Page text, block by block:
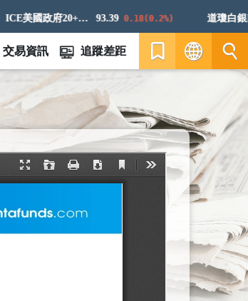
ICE美國政府20+年期債券指數 93.39 0.18(0.2%) 道瓊白銀ER
交易資訊 追蹤差距
EN